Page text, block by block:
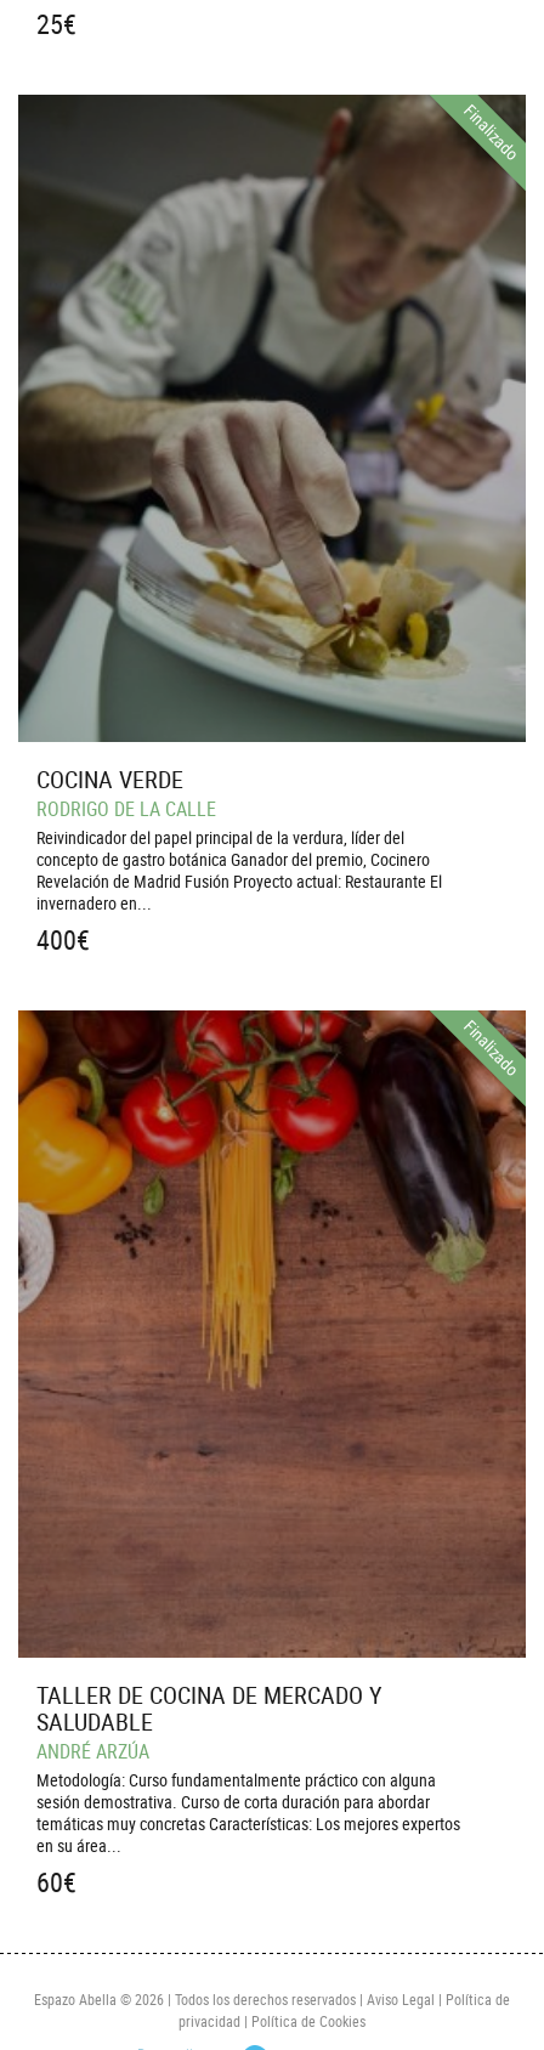
25€
Finalizado
COCINA VERDE
RODRIGO DE LA CALLE
Reivindicador del papel principal de la verdura, líder del
concepto de gastro botánica Ganador del premio, Cocinero
Revelación de Madrid Fusión Proyecto actual: Restaurante El
invernadero en...
400€
Finalizado
TALLER DE COCINA DE MERCADO Y
SALUDABLE
ANDRÉ ARZÚA
Metodología: Curso fundamentalmente práctico con alguna
sesión demostrativa. Curso de corta duración para abordar
temáticas muy concretas Características: Los mejores expertos
en su área...
60€
Espazo Abella © 2026 | Todos los derechos reservados | Aviso Legal | Política de
privacidad | Política de Cookies